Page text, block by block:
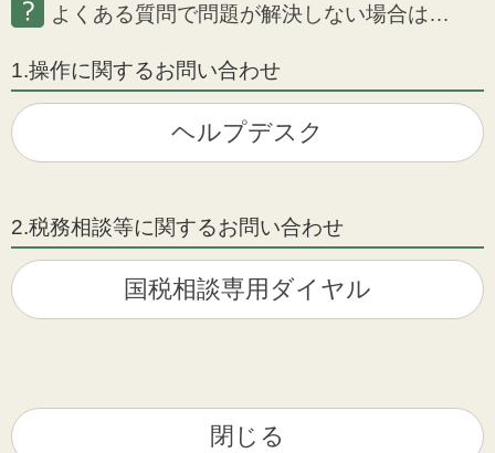
よくある質問で問題が解決しない場合は…
1.操作に関するお問い合わせ
ヘルプデスク
2.税務相談等に関するお問い合わせ
国税相談専用ダイヤル
閉じる